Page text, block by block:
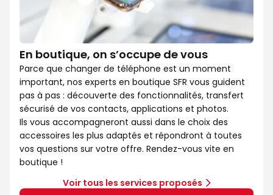
En boutique, on s’occupe de vous
Parce que changer de téléphone est un moment
important, nos experts en boutique SFR vous guident
pas à pas : découverte des fonctionnalités, transfert
sécurisé de vos contacts, applications et photos.
Ils vous accompagneront aussi dans le choix des
accessoires les plus adaptés et répondront à toutes
vos questions sur votre offre. Rendez-vous vite en
boutique !
Voir tous les services proposés